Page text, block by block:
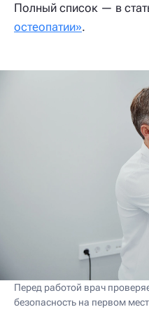
Полный список — в
остеопатии».
Перед работой врач
безопасность на первом